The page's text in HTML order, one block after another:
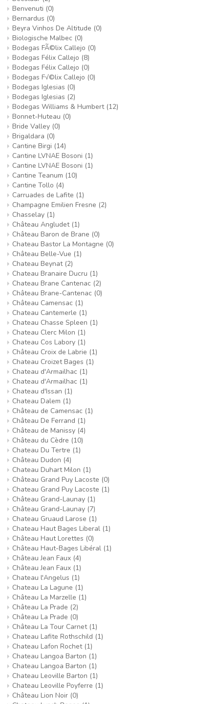
Benvenuti (0)
Bernardus (0)
Beyra Vinhos De Altitude (0)
Biologische Malbec (0)
Bodegas FÃ©lix Callejo (0)
Bodegas Félix Callejo (8)
Bodegas Félix Callejo (0)
Bodegas F√©lix Callejo (0)
Bodegas Iglesias (0)
Bodegas Iglesias (2)
Bodegas Williams & Humbert (12)
Bonnet-Huteau (0)
Bride Valley (0)
Brigaldara (0)
Cantine Birgi (14)
Cantine LVNAE Bosoni (1)
Cantine LVNAE Bosoni (1)
Cantine Teanum (10)
Cantine Tollo (4)
Carruades de Lafite (1)
Champagne Emilien Fresne (2)
Chasselay (1)
Château Angludet (1)
Château Baron de Brane (0)
Chateau Bastor La Montagne (0)
Château Belle-Vue (1)
Chateau Beynat (2)
Chateau Branaire Ducru (1)
Chateau Brane Cantenac (2)
Château Brane-Cantenac (0)
Château Camensac (1)
Chateau Cantemerle (1)
Chateau Chasse Spleen (1)
Chateau Clerc Milon (1)
Chateau Cos Labory (1)
Château Croix de Labrie (1)
Chateau Croizet Bages (1)
Chateau d'Armailhac (1)
Chateau d'Armailhac (1)
Chateau d'Issan (1)
Chateau Dalem (1)
Château de Camensac (1)
Château De Ferrand (1)
Château de Manissy (4)
Château du Cèdre (10)
Chateau Du Tertre (1)
Château Dudon (4)
Chateau Duhart Milon (1)
Château Grand Puy Lacoste (0)
Chateau Grand Puy Lacoste (1)
Château Grand-Launay (1)
Château Grand-Launay (7)
Chateau Gruaud Larose (1)
Chateau Haut Bages Liberal (1)
Château Haut Lorettes (0)
Château Haut-Bages Libéral (1)
Château Jean Faux (4)
Château Jean Faux (1)
Chateau l'Angelus (1)
Chateau La Lagune (1)
Château La Marzelle (1)
Château La Prade (2)
Château La Prade (0)
Château La Tour Carnet (1)
Chateau Lafite Rothschild (1)
Chateau Lafon Rochet (1)
Chateau Langoa Barton (1)
Chateau Langoa Barton (1)
Chateau Leoville Barton (1)
Chateau Leoville Poyferre (1)
Château Lion Noir (0)